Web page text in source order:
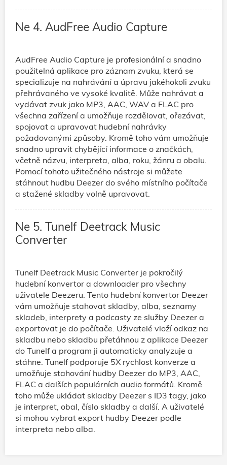
Ne 4. AudFree Audio Capture
AudFree Audio Capture je profesionální a snadno
použitelná aplikace pro záznam zvuku, která se
specializuje na nahrávání a úpravu jakéhokoli zvuku
přehrávaného ve vysoké kvalitě. Může nahrávat a
vydávat zvuk jako MP3, AAC, WAV a FLAC pro
všechna zařízení a umožňuje rozdělovat, ořezávat,
spojovat a upravovat hudební nahrávky
požadovanými způsoby. Kromě toho vám umožňuje
snadno upravit chybějící informace o značkách,
včetně názvu, interpreta, alba, roku, žánru a obalu.
Pomocí tohoto užitečného nástroje si můžete
stáhnout hudbu Deezer do svého místního počítače
a stažené skladby volně upravovat.
Ne 5. Tunelf Deetrack Music
Converter
Tunelf Deetrack Music Converter je pokročilý
hudební konvertor a downloader pro všechny
uživatele Deezeru. Tento hudební konvertor Deezer
vám umožňuje stahovat skladby, alba, seznamy
skladeb, interprety a podcasty ze služby Deezer a
exportovat je do počítače. Uživatelé vloží odkaz na
skladbu nebo skladbu přetáhnou z aplikace Deezer
do Tunelf a program ji automaticky analyzuje a
stáhne. Tunelf podporuje 5X rychlost konverze a
umožňuje stahování hudby Deezer do MP3, AAC,
FLAC a dalších populárních audio formátů. Kromě
toho může ukládat skladby Deezer s ID3 tagy, jako
je interpret, obal, číslo skladby a další. A uživatelé
si mohou vybrat export hudby Deezer podle
interpreta nebo alba.